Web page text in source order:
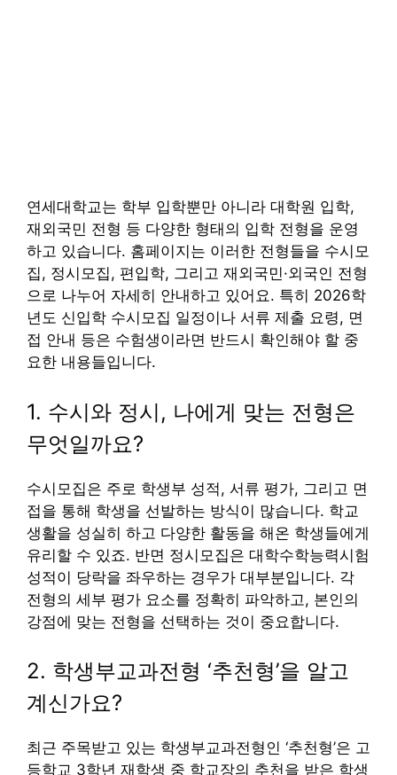
연세대학교는 학부 입학뿐만 아니라 대학원 입학,
재외국민 전형 등 다양한 형태의 입학 전형을 운영
하고 있습니다. 홈페이지는 이러한 전형들을 수시모
집, 정시모집, 편입학, 그리고 재외국민·외국인 전형
으로 나누어 자세히 안내하고 있어요. 특히 2026학
년도 신입학 수시모집 일정이나 서류 제출 요령, 면
접 안내 등은 수험생이라면 반드시 확인해야 할 중
요한 내용들입니다.
1. 수시와 정시, 나에게 맞는 전형은
무엇일까요?
수시모집은 주로 학생부 성적, 서류 평가, 그리고 면
접을 통해 학생을 선발하는 방식이 많습니다. 학교
생활을 성실히 하고 다양한 활동을 해온 학생들에게
유리할 수 있죠. 반면 정시모집은 대학수학능력시험
성적이 당락을 좌우하는 경우가 대부분입니다. 각
전형의 세부 평가 요소를 정확히 파악하고, 본인의
강점에 맞는 전형을 선택하는 것이 중요합니다.
2. 학생부교과전형 ‘추천형’을 알고
계신가요?
최근 주목받고 있는 학생부교과전형인 ‘추천형’은 고
등학교 3학년 재학생 중 학교장의 추천을 받은 학생